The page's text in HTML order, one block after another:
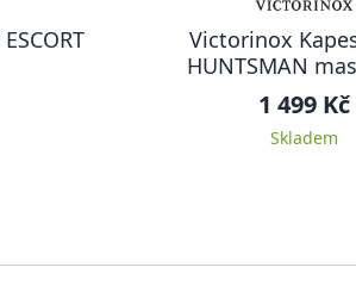
Victorinox
HUNTSMAN
1 499 Kč
Skladem